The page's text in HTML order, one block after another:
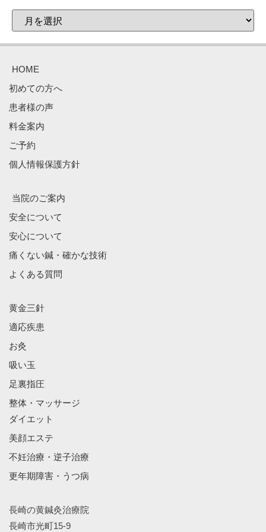
HOME
初めての方へ
患者様の声
料金案内
ご予約
個人情報保護方針
当院のご案内
安全について
安心について
痛くない鍼・確かな技術
よくある質問
黄金三針
適応疾患
お灸
吸い玉
足裏指圧
整体・マッサージ
ダイエット
美顔エステ
不妊治療・逆子治療
更年期障害・うつ病
長崎の黄鍼灸治療院
長崎市光町15-9